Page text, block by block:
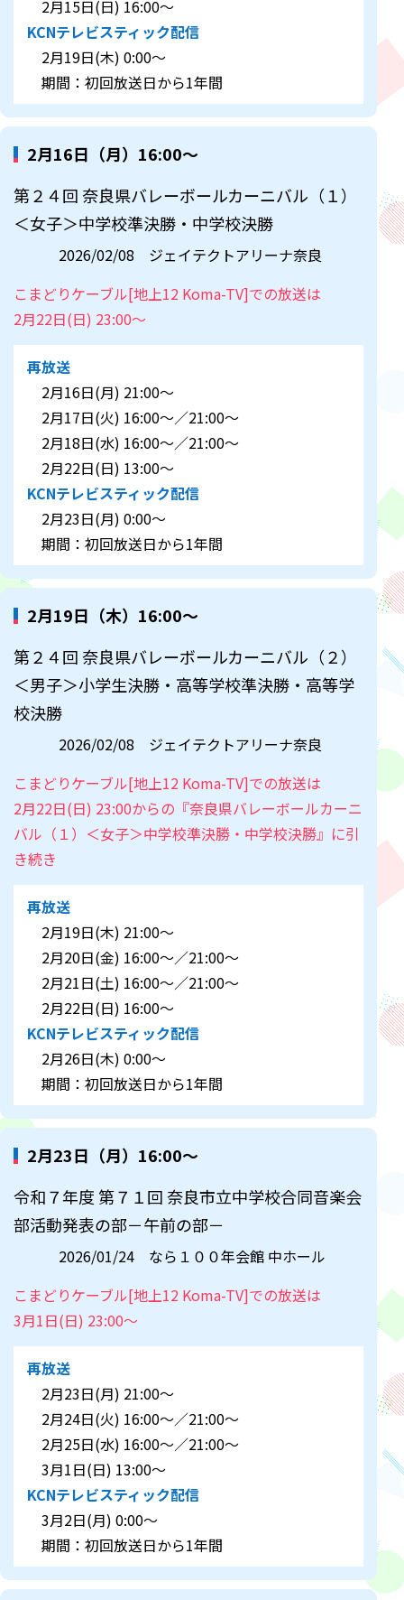
2月15日(日) 16:00～
KCNテレビスティック配信
2月19日(木) 0:00～
期間：初回放送日から1年間
2月16日（月）16:00～
第２４回 奈良県バレーボールカーニバル（１）
＜女子＞中学校準決勝・中学校決勝
2026/02/08 ジェイテクトアリーナ奈良
こまどりケーブル[地上12 Koma-TV]での放送は
2月22日(日) 23:00～
再放送
2月16日(月) 21:00～
2月17日(火) 16:00～／21:00～
2月18日(水) 16:00～／21:00～
2月22日(日) 13:00～
KCNテレビスティック配信
2月23日(月) 0:00～
期間：初回放送日から1年間
2月19日（木）16:00～
第２４回 奈良県バレーボールカーニバル（２）
＜男子＞小学生決勝・高等学校準決勝・高等学
校決勝
2026/02/08 ジェイテクトアリーナ奈良
こまどりケーブル[地上12 Koma-TV]での放送は
2月22日(日) 23:00からの『奈良県バレーボールカーニ
バル（１）＜女子＞中学校準決勝・中学校決勝』に引
き続き
再放送
2月19日(木) 21:00～
2月20日(金) 16:00～／21:00～
2月21日(土) 16:00～／21:00～
2月22日(日) 16:00～
KCNテレビスティック配信
2月26日(木) 0:00～
期間：初回放送日から1年間
2月23日（月）16:00～
令和７年度 第７１回 奈良市立中学校合同音楽会
部活動発表の部－午前の部－
2026/01/24 なら１００年会館 中ホール
こまどりケーブル[地上12 Koma-TV]での放送は
3月1日(日) 23:00～
再放送
2月23日(月) 21:00～
2月24日(火) 16:00～／21:00～
2月25日(水) 16:00～／21:00～
3月1日(日) 13:00～
KCNテレビスティック配信
3月2日(月) 0:00～
期間：初回放送日から1年間